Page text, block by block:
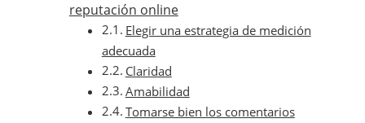
reputación online
Elegir una estrategia de medición
adecuada
Claridad
Amabilidad
Tomarse bien los comentarios